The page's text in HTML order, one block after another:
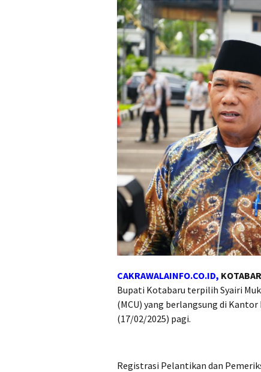
CAKRAWALAINFO.CO.ID,
Bupati Kotabaru terpilih Syairi
(MCU) yang berlangsung di
(17/02/2025) pagi.
Registrasi Pelantikan dan